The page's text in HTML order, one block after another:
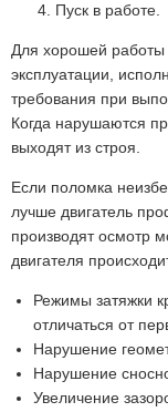
Пуск в работе.
Для хорошей работы
эксплуатации,
требования при
Когда нарушаются
выходят из строя.
Если поломка
лучше двигатель
производят осмотр
двигателя
Режимы затяжки
отличаться от
Нарушение
Нарушение
Увеличение